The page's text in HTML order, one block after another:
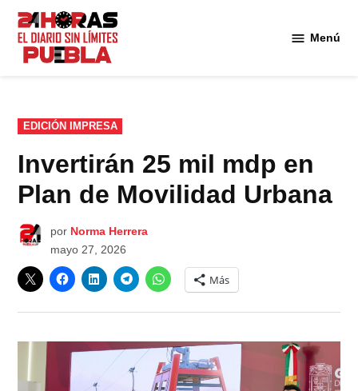
Saltar
contenido
Menú
PUBLICADO
EN
EDICIÓN IMPRESA
Invertirán 25 mil mdp en
Plan de Movilidad Urbana
por Norma Herrera
mayo 27, 2026
Más